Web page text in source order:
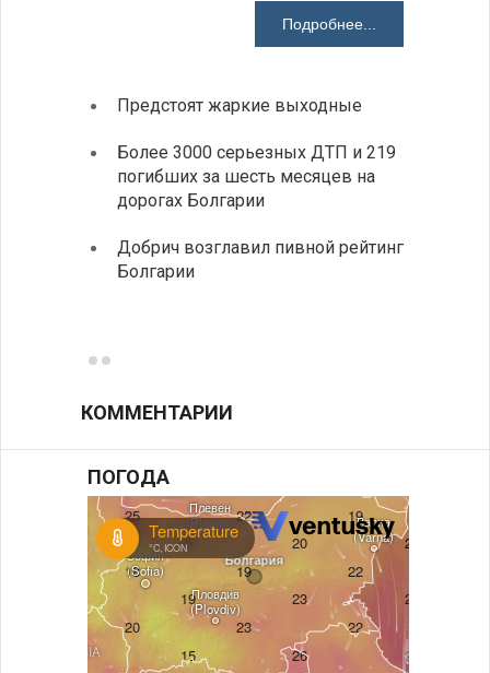
Подробнее...
Предстоят жаркие выходные
Более 3000 серьезных ДТП и 219
погибших за шесть месяцев на
дорогах Болгарии
Добрич возглавил пивной рейтинг
Болгарии
КОММЕНТАРИИ
ПОГОДА